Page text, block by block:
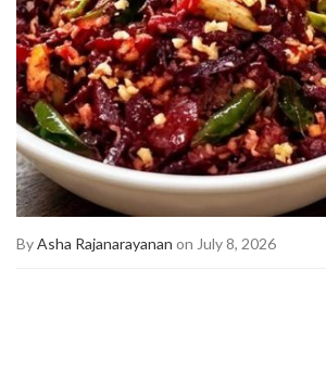
ByAsha Rajanarayanan on July 8, 2026